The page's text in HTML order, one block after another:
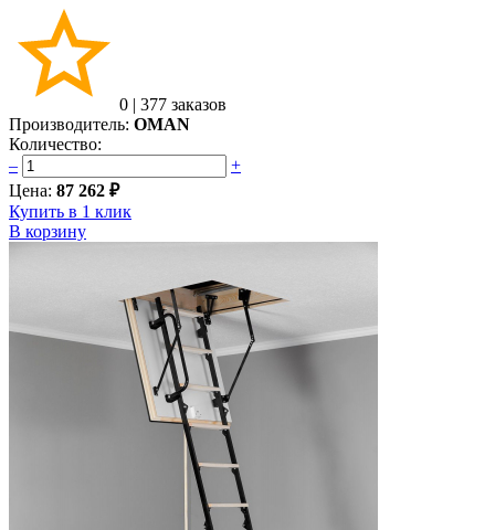
0 | 377 заказов
Производитель: OMAN
Количество:
–
+
Цена: 87 262 ₽
Купить в 1 клик
В корзину